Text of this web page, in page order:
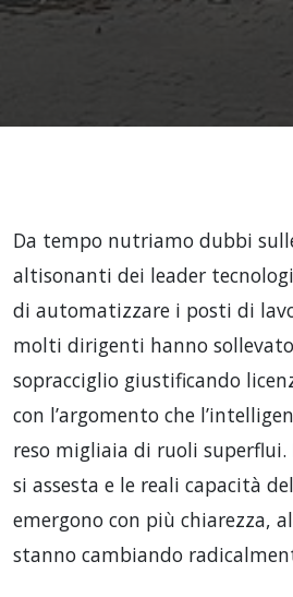
Da tempo nutriamo dubbi
altisonanti dei leader
di automatizzare i posti di
molti dirigenti hanno
sopracciglio giustificando
con l’argomento che
reso migliaia di ruoli
si assesta e le reali capacità
emergono con più chiarezza,
stanno cambiando